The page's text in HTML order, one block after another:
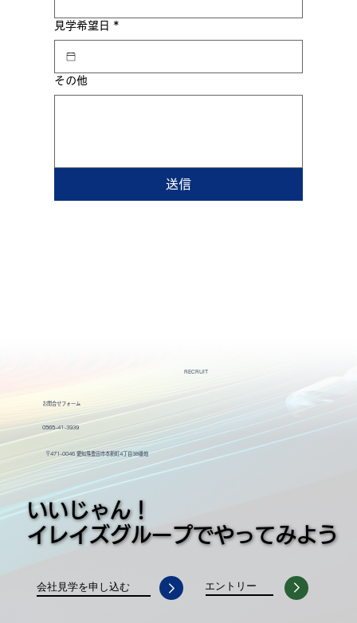
見学希望日 *
その他
送信
RECRUIT
お問合せフォーム
0565-41-3939
〒471-0046 愛知県豊田市本新町4丁目38番地
会社見学を申し込む エントリー
いいじゃん！
イレイズグループでやってみよう
いいじゃん！
イレイズグループでやってみよう